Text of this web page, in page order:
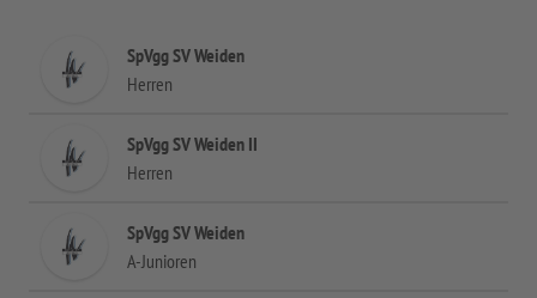
SpVgg SV Weiden
Herren
SpVgg SV Weiden II
Herren
SpVgg SV Weiden
A-Junioren